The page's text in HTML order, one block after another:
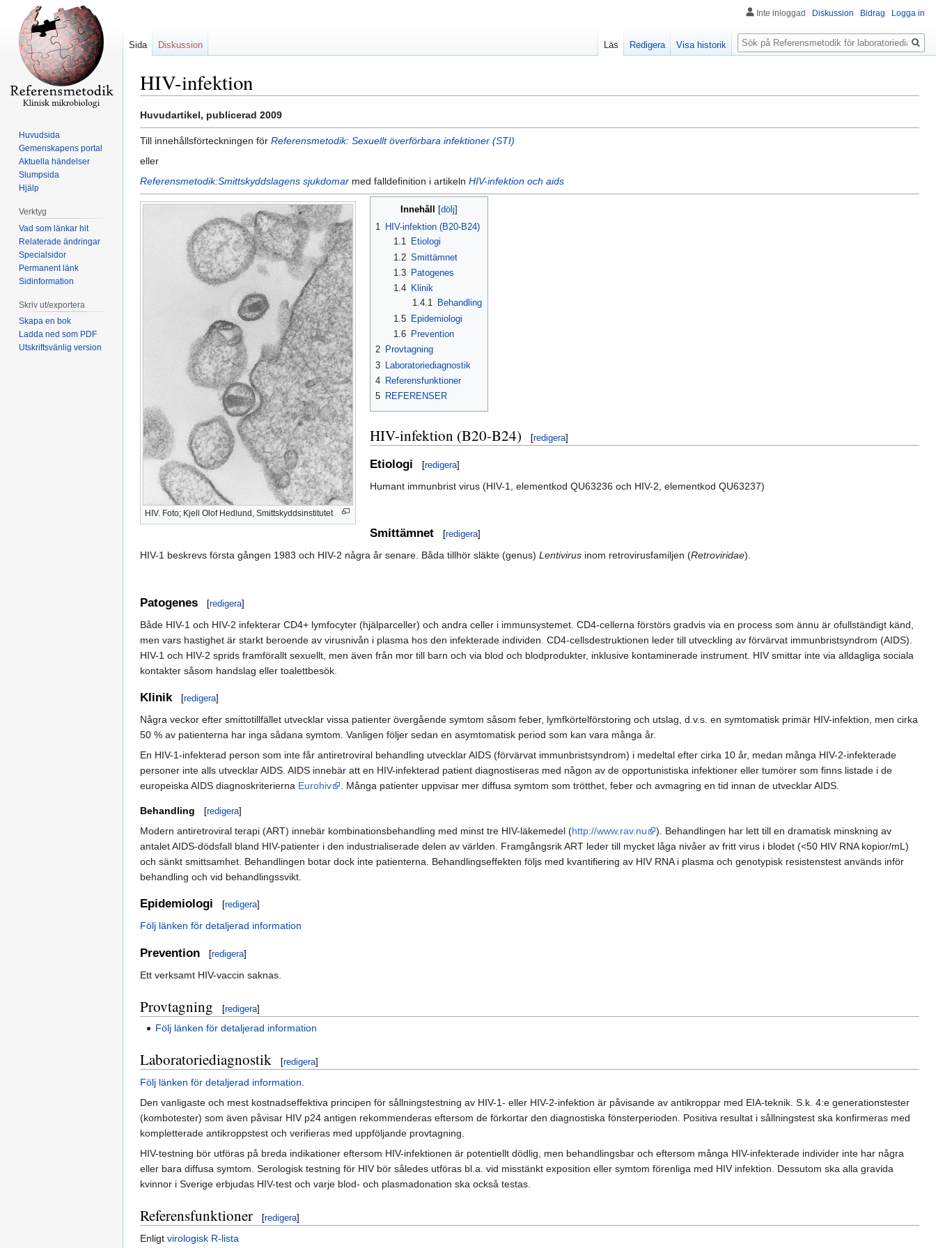
HIV-infektion
Hoppa
till
navigering
Hoppa
till
sök
Huvudartikel, publicerad 2009
Till innehållsförteckningen för Referensmetodik: Sexuellt överförbara infektioner (STI)
eller
Referensmetodik:Smittskyddslagens sjukdomar med falldefinition i artikeln HIV-infektion och aids
HIV. Foto; Kjell Olof Hedlund, Smittskyddsinstitutet
Innehåll
1
HIV-infektion (B20-B24)
1.1 Etiologi
1.2 Smittämnet
1.3 Patogenes
1.4 Klinik
1.4.1
Behandling
1.5 Epidemiologi
1.6 Prevention
2
Provtagning
3 Laboratoriediagnostik
4
Referensfunktioner
5
REFERENSER
HIV-infektion (B20-B24) [redigera]
Etiologi [redigera]
Humant immunbrist virus (HIV-1, elementkod QU63236 och HIV-2, elementkod QU63237)
Smittämnet [redigera]
HIV-1 beskrevs första gången 1983 och HIV-2 några år senare. Båda tillhör släkte (genus) Lentivirus inom retrovirusfamiljen (Retroviridae).
Patogenes [redigera]
Både HIV-1 och HIV-2 infekterar CD4+ lymfocyter (hjälparceller) och andra celler i immunsystemet. CD4-cellerna förstörs gradvis via en process som ännu är ofullständigt känd,
men vars hastighet är starkt beroende av virusnivån i plasma hos den infekterade individen. CD4-cellsdestruktionen leder till utveckling av förvärvat immunbristsyndrom (AIDS).
HIV-1 och HIV-2 sprids framförallt sexuellt, men även från mor till barn och via blod och blodprodukter, inklusive kontaminerade instrument. HIV smittar inte via alldagliga sociala
kontakter såsom handslag eller toalettbesök.
Klinik [redigera]
Några veckor efter smittotillfället utvecklar vissa patienter övergående symtom såsom feber, lymfkörtelförstoring och utslag, d.v.s. en symtomatisk primär HIV-infektion, men cirka
50 % av patienterna har inga sådana symtom. Vanligen följer sedan en asymtomatisk period som kan vara många år.
En HIV-1-infekterad person som inte får antiretroviral behandling utvecklar AIDS (förvärvat immunbristsyndrom) i medeltal efter cirka 10 år, medan många HIV-2-infekterade
personer inte alls utvecklar AIDS. AIDS innebär att en HIV-infekterad patient diagnostiseras med någon av de opportunistiska infektioner eller tumörer som finns listade i de
europeiska AIDS diagnoskriterierna Eurohiv . Många patienter uppvisar mer diffusa symtom som trötthet, feber och avmagring en tid innan de utvecklar AIDS.
Behandling [redigera]
Modern antiretroviral terapi (ART) innebär kombinationsbehandling med minst tre HIV-läkemedel (http://www.rav.nu
). Behandlingen har lett till en dramatisk minskning av
antalet AIDS-dödsfall bland HIV-patienter i den industrialiserade delen av världen. Framgångsrik ART leder till mycket låga nivåer av fritt virus i blodet (<50 HIV RNA kopior/mL)
och sänkt smittsamhet. Behandlingen botar dock inte patienterna. Behandlingseffekten följs med kvantifiering av HIV RNA i plasma och genotypisk resistenstest används inför
behandling och vid behandlingssvikt.
Epidemiologi [redigera]
Följ länken för detaljerad information
Prevention [redigera]
Ett verksamt HIV-vaccin saknas.
Provtagning [redigera]
Följ länken för detaljerad information
Laboratoriediagnostik [redigera]
Följ länken för detaljerad information
Den vanligaste och mest kostnadseffektiva principen för sållningstestning av HIV-1- eller HIV-2-infektion är påvisande av antikroppar med EIA-teknik. S.k. 4:e generationstester
(kombotester) som även påvisar HIV p24 antigen rekommenderas eftersom de förkortar den diagnostiska fönsterperioden. Positiva resultat i sållningstest ska konfirmeras med
kompletterade antikroppstest och verifieras med uppföljande provtagning.
HIV-testning bör utföras på breda indikationer eftersom HIV-infektionen är potentiellt dödlig, men behandlingsbar och eftersom många HIV-infekterade individer inte har några
eller bara diffusa symtom. Serologisk testning för HIV bör således utföras bl.a. vid misstänkt exposition eller symtom förenliga med HIV infektion. Dessutom ska alla gravida
kvinnor i Sverige erbjudas HIV-test och varje blod- och plasmadonation ska också testas.
Referensfunktioner [redigera]
Enligt virologisk R-lista
Inte inloggad Diskussion Bidrag Logga in
Sida Diskussion Läs Redigera Visa historik
Sök
Huvudsida
Gemenskapens portal
Aktuella händelser
Slumpsida
Hjälp
Verktyg
Vad som länkar hit
Relaterade ändringar
Specialsidor
Permanent länk
Sidinformation
Skriv ut/exportera
Skapa en bok
Ladda ned som PDF
Utskriftsvänlig version